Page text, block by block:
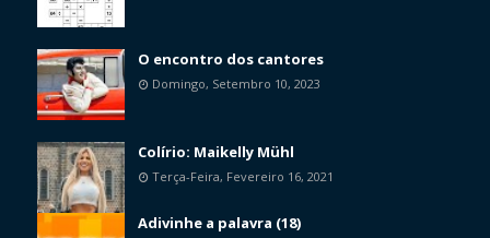
O encontro dos cantores
Domingo, Setembro 10, 2023
Colírio: Maikelly Mühl
Terça-Feira, Fevereiro 16, 2021
Adivinhe a palavra (18)